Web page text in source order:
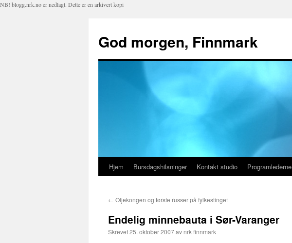
NB! blogg.nrk.no er nedlagt. Dette er en arkivert kopi
God morgen, Finnmark
Hopp
innhold
Hjem Bursdagshilsninger Kontakt studio Programlederne
← Oljekongen og første russer på fylkestinget
Endelig minnebauta i Sør-Varanger
Skrevet25. oktober 2007av nrk finnmark